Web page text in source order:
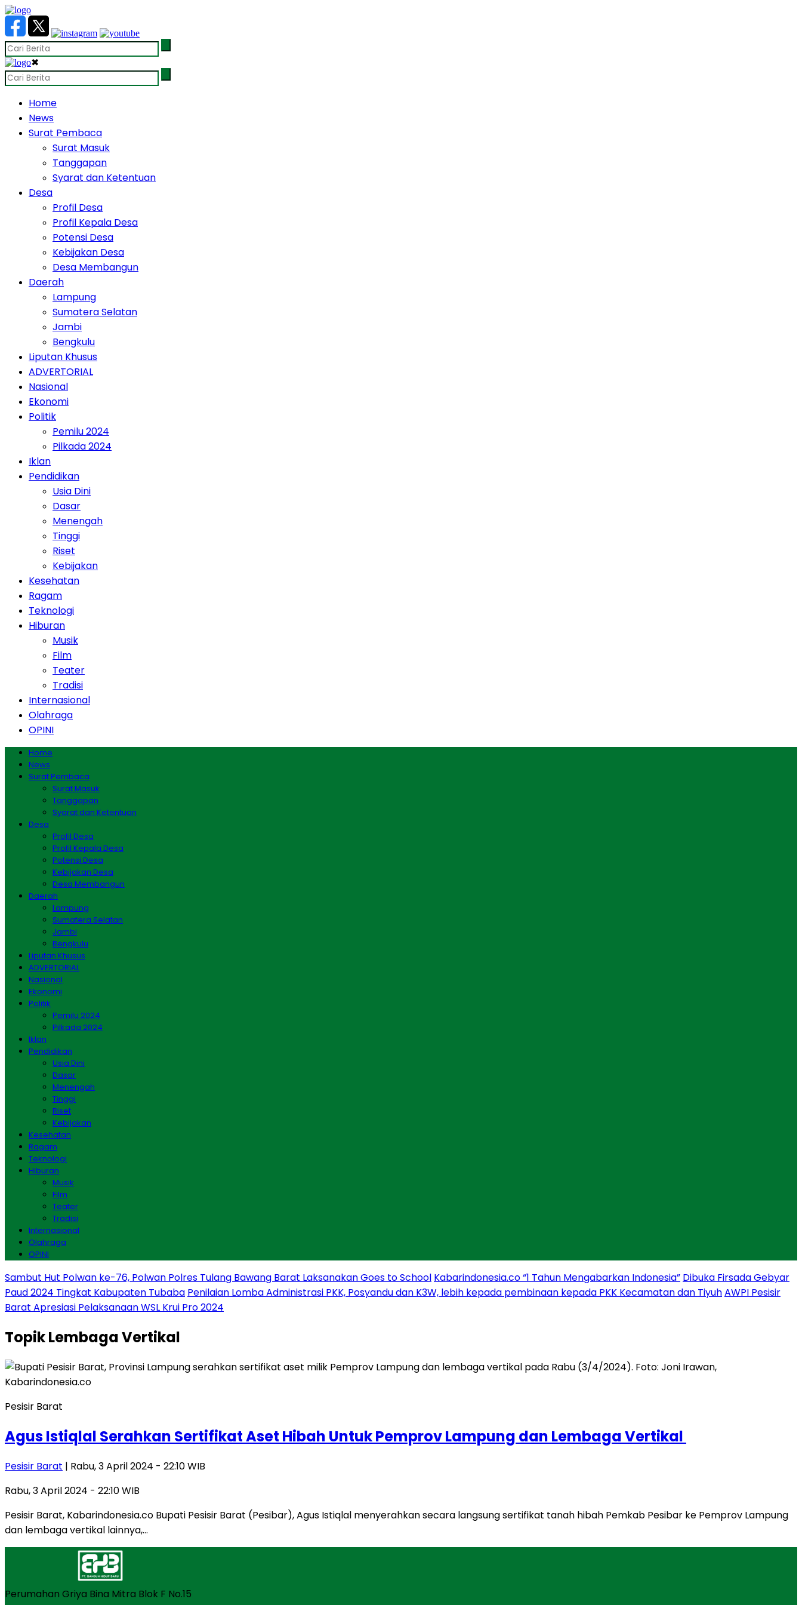
✖
Home
News
Surat Pembaca
Surat Masuk
Tanggapan
Syarat dan Ketentuan
Desa
Profil Desa
Profil Kepala Desa
Potensi Desa
Kebijakan Desa
Desa Membangun
Daerah
Lampung
Sumatera Selatan
Jambi
Bengkulu
Liputan Khusus
ADVERTORIAL
Nasional
Ekonomi
Politik
Pemilu 2024
Pilkada 2024
Iklan
Pendidikan
Usia Dini
Dasar
Menengah
Tinggi
Riset
Kebijakan
Kesehatan
Ragam
Teknologi
Hiburan
Musik
Film
Teater
Tradisi
Internasional
Olahraga
OPINI
Home
News
Surat Pembaca
Surat Masuk
Tanggapan
Syarat dan Ketentuan
Desa
Profil Desa
Profil Kepala Desa
Potensi Desa
Kebijakan Desa
Desa Membangun
Daerah
Lampung
Sumatera Selatan
Jambi
Bengkulu
Liputan Khusus
ADVERTORIAL
Nasional
Ekonomi
Politik
Pemilu 2024
Pilkada 2024
Iklan
Pendidikan
Usia Dini
Dasar
Menengah
Tinggi
Riset
Kebijakan
Kesehatan
Ragam
Teknologi
Hiburan
Musik
Film
Teater
Tradisi
Internasional
Olahraga
OPINI
Sambut Hut Polwan ke-76, Polwan Polres Tulang Bawang Barat Laksanakan Goes to School Kabarindonesia.co “1 Tahun Mengabarkan Indonesia” Dibuka Firsada Gebyar
Paud 2024 Tingkat Kabupaten Tubaba Penilaian Lomba Administrasi PKK, Posyandu dan K3W, lebih kepada pembinaan kepada PKK Kecamatan dan TiyuhAWPI Pesisir
Barat Apresiasi Pelaksanaan WSL Krui Pro 2024
TopikLembaga Vertikal
Pesisir Barat
Agus Istiqlal Serahkan Sertifikat Aset Hibah Untuk Pemprov Lampung dan Lembaga Vertikal
Pesisir Barat | Rabu, 3 April 2024 - 22:10 WIB
Rabu, 3 April 2024 - 22:10 WIB
Pesisir Barat, Kabarindonesia.co Bupati Pesisir Barat (Pesibar), Agus Istiqlal menyerahkan secara langsung sertifikat tanah hibah Pemkab Pesibar ke Pemprov Lampung
dan lembaga vertikal lainnya,…
Perumahan Griya Bina Mitra Blok F No.15